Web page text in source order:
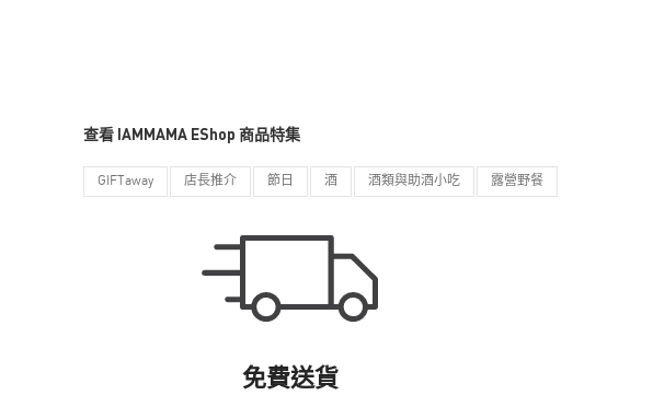
查看 IAMMAMA EShop 商品特集
GIFTaway 店長推介 節日 酒 酒類與助酒小吃 露營野餐
免費送貨